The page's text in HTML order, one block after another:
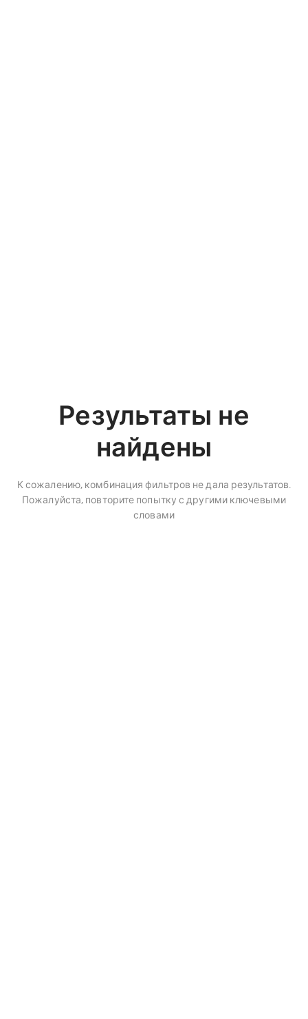
Результаты не
найдены
К сожалению, комбинация фильтров не дала результатов.
Пожалуйста, повторите попытку с другими ключевыми
словами